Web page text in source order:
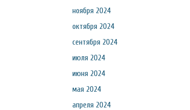
ноября 2024
октября 2024
сентября 2024
июля 2024
июня 2024
мая 2024
апреля 2024